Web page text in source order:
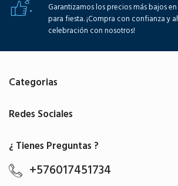
Garantizamos los precios más bajos
para fiesta. ¡Compra con confianza y
celebración con nosotros!
Categorias
Redes Sociales
¿ Tienes Preguntas ?
+576017451734